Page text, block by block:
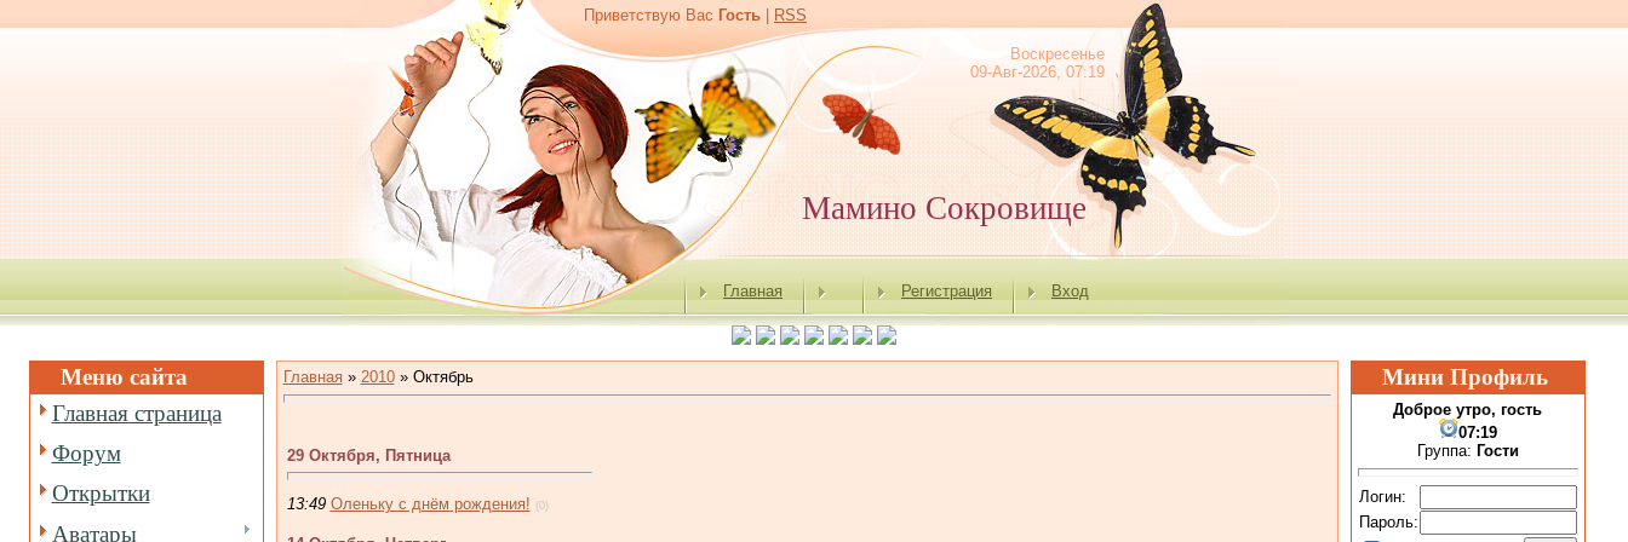
Приветствую Вас Гость RSS
Воскресенье
09-Авг-2026, 07:19
Мамино Сокровище
Главная Регистрация Вход
Меню сайта
Главная страница
Форум
Открытки
Аватары
Главная» 2010 » Октябрь
29 Октября, Пятница
13:49 Оленьку с днём рождения! (0)
Мини Профиль
Доброе утро, гость
07:19
Группа: Гости
Логин:
Пароль: